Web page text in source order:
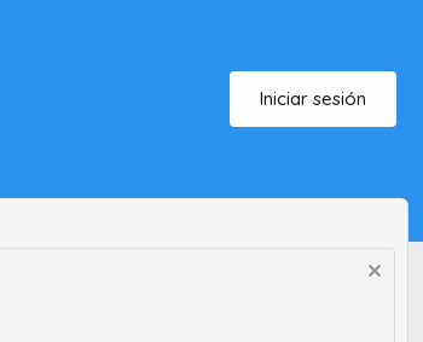
Iniciar sesión